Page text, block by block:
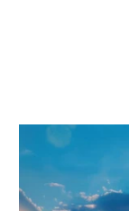
가 신뢰
전환, 속도, 확장
Shopify 테마와 업
업자가 신뢰합니다.